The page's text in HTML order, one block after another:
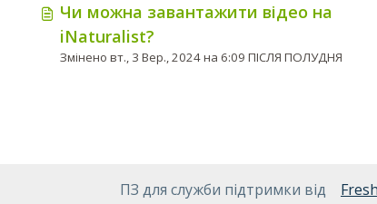
Чи можна завантажити відео на
iNaturalist?
Змінено вт., 3 Вер., 2024 на 6:09 ПІСЛЯ ПОЛУДНЯ
ПЗ для служби підтримки від